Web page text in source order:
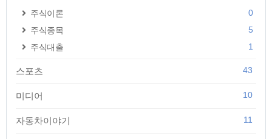
주식이론
0
주식종목
5
주식대출
1
스포츠 43
미디어 10
자동차이야기 11